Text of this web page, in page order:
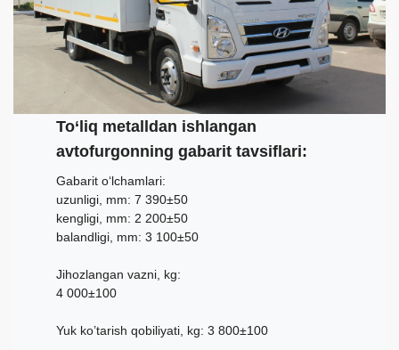
To‘liq metalldan ishlangan
avtofurgonning gabarit tavsiflari:
Gabarit o‘lchamlari:
uzunligi, mm: 7 390±50
kengligi, mm: 2 200±50
balandligi, mm: 3 100±50
Jihozlangan vazni, kg:
4 000±100
Yuk ko’tarish qobiliyati, kg: 3 800±100